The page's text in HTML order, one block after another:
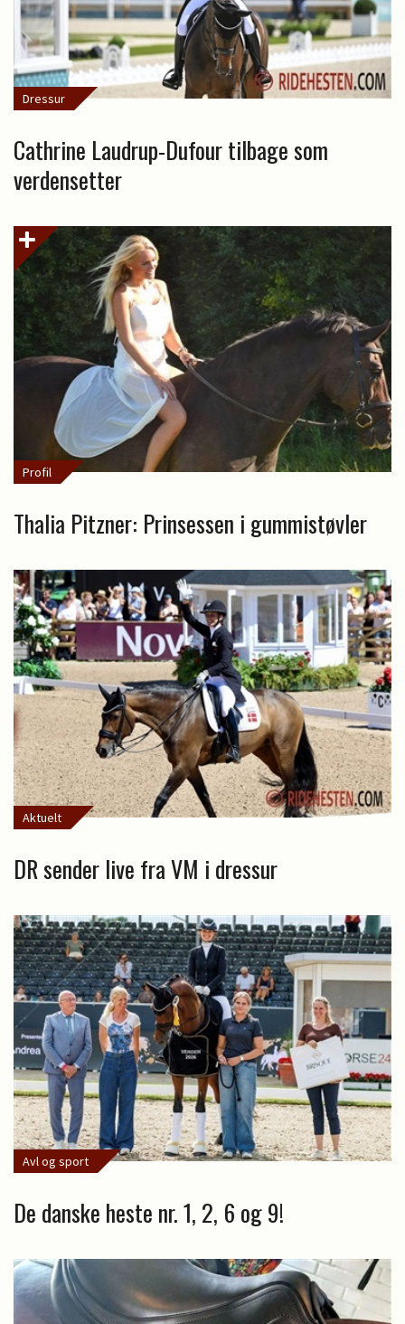
Dressur
Cathrine Laudrup-Dufour tilbage som
verdensetter
Profil
Thalia Pitzner: Prinsessen i gummistøvler
Aktuelt
DR sender live fra VM i dressur
Avl og sport
De danske heste nr. 1, 2, 6 og 9!